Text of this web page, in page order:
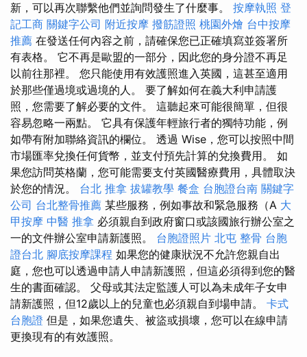
新，可以再次聯繫他們並詢問發生了什麼事。 按摩執照 登
記工商 關鍵字公司 附近按摩 撥筋證照 桃園外燴 台中按摩
推薦 在發送任何內容之前，請確保您已正確填寫並簽署所
有表格。 它不再是歐盟的一部分，因此您的身分證不再足
以前往那裡。 您只能使用有效護照進入英國，這甚至適用
於那些僅過境或過境的人。 要了解如何在義大利申請護
照，您需要了解必要的文件。 這聽起來可能很簡單，但很
容易忽略一兩點。 它具有保護年輕旅行者的獨特功能，例
如帶有附加聯絡資訊的欄位。 透過 Wise，您可以按照中間
市場匯率兌換任何貨幣，並支付預先計算的兌換費用。 如
果您訪問英格蘭，您可能需要支付英國醫療費用，具體​​取決
於您的情況。 台北 推拿 拔罐教學 餐盒 台胞證台南 關鍵字
公司 台北整骨推薦 某些服務，例如事故和緊急服務（A 大
甲按摩 中醫 推拿 必須親自到政府窗口或該國旅行辦公室之
一的文件辦公室申請新護照。 台胞證照片 北屯 整骨 台胞
證台北 腳底按摩課程 如果您的健康狀況不允許您親自出
庭，您也可以透過申請人申請新護照，但這必須得到您的醫
生的書面確認。 父母或其法定監護人可以為未成年子女申
請新護照，但12歲以上的兒童也必須親自到場申請。 卡式
台胞證 但是，如果您遺失、被盜或損壞，您可以在線申請
更換現有的有效護照。